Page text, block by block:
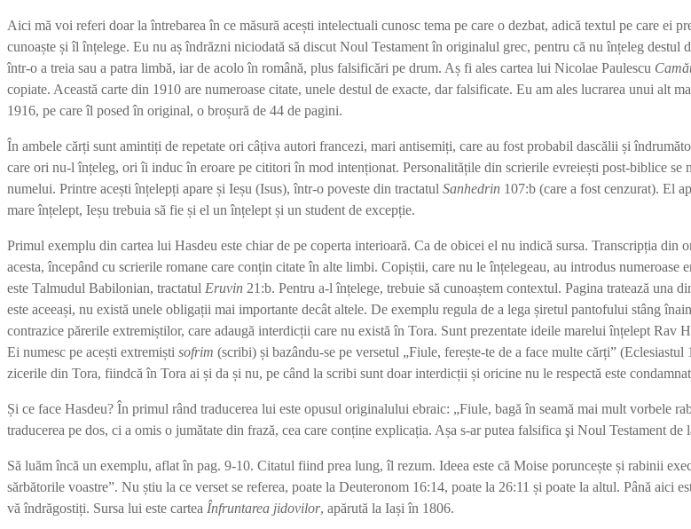
Aici mă voi referi doar la întrebarea în ce măsură acești intelectuali cunosc tema pe care o dezbat, adică textul pe care ei
cunoaște și îl înțelege. Eu nu aș îndrăzni niciodată să discut Noul Testament în originalul grec, pentru că nu înțeleg destul
într-o a treia sau a patra limbă, iar de acolo în română, plus falsificări pe drum. Aș fi ales cartea lui Nicolae Paulescu
copiate. Această carte din 1910 are numeroase citate, unele destul de exacte, dar falsificate. Eu am ales lucrarea unui alt
1916, pe care îl posed în original, o broșură de 44 de pagini.
În ambele cărți sunt amintiți de repetate ori câțiva autori francezi, mari antisemiți, care au fost probabil dascălii și
care ori nu-l înțeleg, ori îi induc în eroare pe cititori în mod intenționat. Personalitățile din scrierile evreiești post-biblice se
numelui. Printre acești înțelepți apare și Ieșu (Isus), într-o poveste din tractatul Sanhedrin 107:b (care a fost cenzurat). El
mare înțelept, Ieșu trebuia să fie și el un înțelept și un student de excepție.
Primul exemplu din cartea lui Hasdeu este chiar de pe coperta interioară. Ca de obicei el nu indică sursa. Transcripția
acesta, începând cu scrierile romane care conțin citate în alte limbi. Copiștii, care nu le înțelegeau, au introdus
este Talmudul Babilonian, tractatul Eruvin 21:b. Pentru a-l înțelege, trebuie să cunoaștem contextul. Pagina tratează
este aceeași, nu există unele obligații mai importante decât altele. De exemplu regula de a lega șiretul pantofului stâng
contrazice părerile extremiștilor, care adaugă interdicții care nu există în Tora. Sunt prezentate ideile marelui înțelept
Ei numesc pe acești extremiști sofrim (scribi) și bazându-se pe versetul „Fiule, ferește-te de a face multe cărți”
zicerile din Tora, fiindcă în Tora ai și da și nu, pe când la scribi sunt doar interdicții și oricine nu le respectă este
Și ce face Hasdeu? În primul rând traducerea lui este opusul originalului ebraic: „Fiule, bagă în seamă mai mult vorbele
traducerea pe dos, ci a omis o jumătate din frază, cea care conține explicația. Așa s-ar putea falsifica şi Noul Testament de
Să luăm încă un exemplu, aflat în pag. 9-10. Citatul fiind prea lung, îl rezum. Ideea este că Moise poruncește și rabinii
sărbătorile voastre”. Nu știu la ce verset se referea, poate la Deuteronom 16:14, poate la 26:11 și poate la altul. Până aici
vă îndrăgostiți. Sursa lui este cartea Înfruntarea jidovilor, apărută la Iași în 1806.